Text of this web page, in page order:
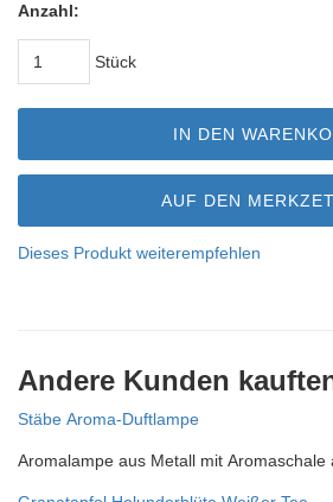
Anzahl:
Stück
IN DEN
AUF DEN
Dieses Produkt weiterempfehlen
Andere Kunden
Stäbe Aroma-Duftlampe
Aromalampe aus Metall mit Aromaschale